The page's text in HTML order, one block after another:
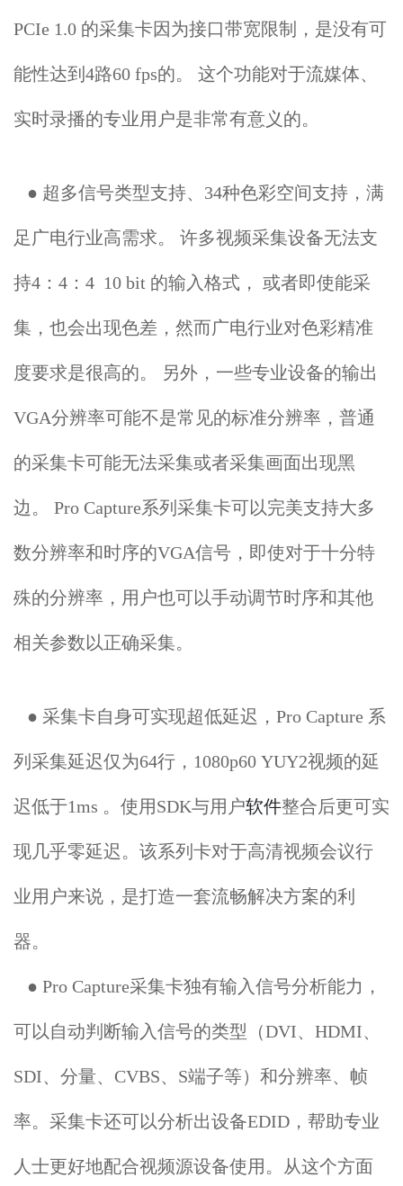
PCIe 1.0 的采集卡因为接口带宽限制，是没有可
能性达到4路60 fps的。 这个功能对于流媒体、
实时录播的专业用户是非常有意义的。
● 超多信号类型支持、34种色彩空间支持，满
足广电行业高需求。 许多视频采集设备无法支
持4：4：4 10 bit 的输入格式， 或者即使能采
集，也会出现色差，然而广电行业对色彩精准
度要求是很高的。 另外，一些专业设备的输出
VGA分辨率可能不是常见的标准分辨率，普通
的采集卡可能无法采集或者采集画面出现黑
边。 Pro Capture系列采集卡可以完美支持大多
数分辨率和时序的VGA信号，即使对于十分特
殊的分辨率，用户也可以手动调节时序和其他
相关参数以正确采集。
● 采集卡自身可实现超低延迟，Pro Capture 系
列采集延迟仅为64行，1080p60 YUY2视频的延
迟低于1ms 。使用SDK与用户软件整合后更可实
现几乎零延迟。该系列卡对于高清视频会议行
业用户来说，是打造一套流畅解决方案的利
器。
● Pro Capture采集卡独有输入信号分析能力，
可以自动判断输入信号的类型（DVI、HDMI、
SDI、分量、CVBS、S端子等）和分辨率、帧
率。采集卡还可以分析出设备EDID，帮助专业
人士更好地配合视频源设备使用。从这个方面